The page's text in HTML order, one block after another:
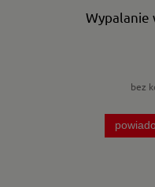
Wypalanie
bez